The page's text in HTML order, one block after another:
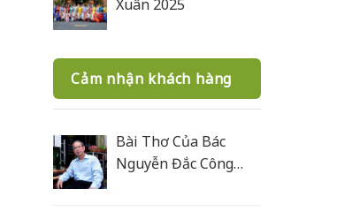
Xuân 2025
Cảm nhận khách hàng
Bài Thơ Của Bác
Nguyễn Đắc Công